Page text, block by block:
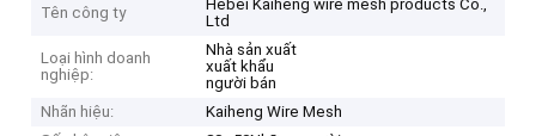
Tên công ty
Hebei Kaiheng wire mesh products Co.,
Ltd
Loại hình doanh
nghiệp:
Nhà sản xuất
xuất khẩu
người bán
Nhãn hiệu:
Kaiheng Wire Mesh